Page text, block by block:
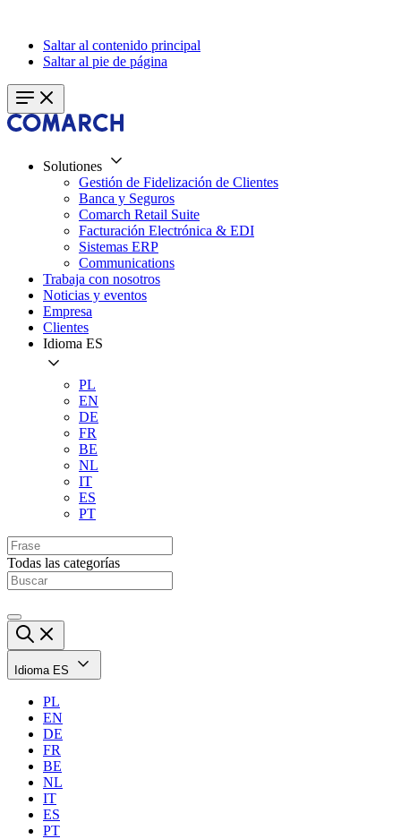
Saltar al contenido principal
Saltar al pie de página
Solutiones
Gestión de Fidelización de Clientes
Banca y Seguros
Comarch Retail Suite
Facturación Electrónica & EDI
Sistemas ERP
Communications
Trabaja con nosotros
Noticias y eventos
Empresa
Clientes
Idioma ES
PL
EN
DE
FR
BE
NL
IT
ES
PT
Todas las categorías
Idioma ES
PL
EN
DE
FR
BE
NL
IT
ES
PT